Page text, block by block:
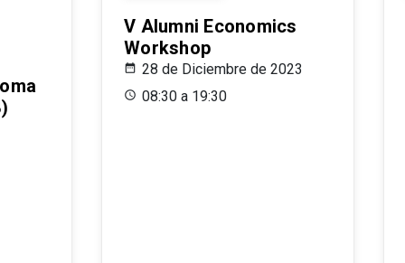
V Alumni Economics
Workshop
28 de Diciembre de 2023
08:30 a 19:30